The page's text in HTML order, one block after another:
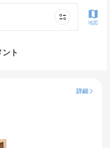
地図
ト
詳細